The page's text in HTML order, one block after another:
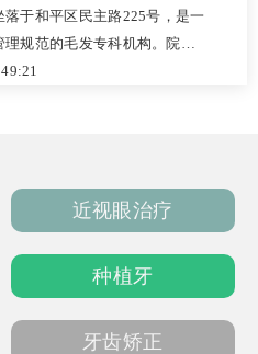
落于和平区民主路225号，是一
理规范的毛发专科机构。院内
技术，依托高精度毛囊检测
全与患者体验。交通便捷，支
脱发人群提供安心、高效的毛
近视眼治疗
种植牙
牙齿矫正